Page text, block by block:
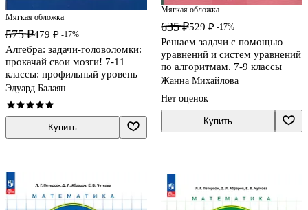
Мягкая обложка
575 ₽479 ₽ -17%
Алгебра: задачи-головоломки:
прокачай свои мозги! 7-11
классы: профильный уровень
Эдуард Балаян
Купить
Мягкая обложка
635 ₽529 ₽ -17%
Решаем задачи с помощью
уравнений и систем уравнений
по алгоритмам. 7-9 классы
Жанна Михайлова
Нет оценок
Купить